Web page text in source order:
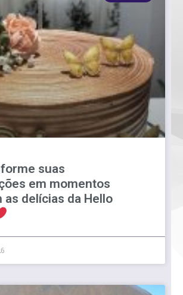
suas
em momentos
as delícias da Hello